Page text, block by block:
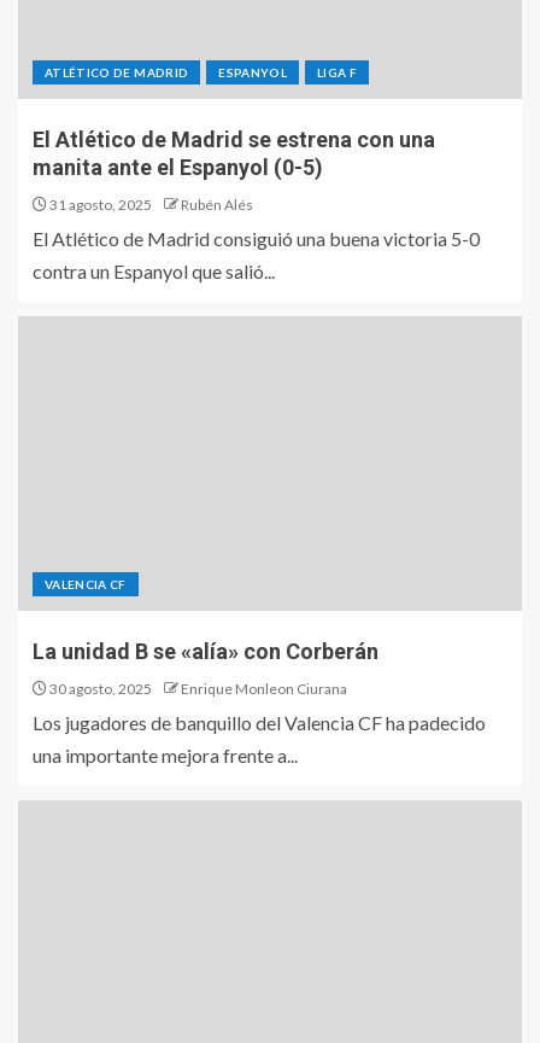
ATLÉTICO DE MADRID ESPANYOL LIGA F
El Atlético de Madrid se estrena con una
manita ante el Espanyol (0-5)
31 agosto, 2025 Rubén Alés
El Atlético de Madrid consiguió una buena victoria 5-0
contra un Espanyol que salió...
VALENCIA CF
La unidad B se «alía» con Corberán
30 agosto, 2025 Enrique Monleon Ciurana
Los jugadores de banquillo del Valencia CF ha padecido
una importante mejora frente a...